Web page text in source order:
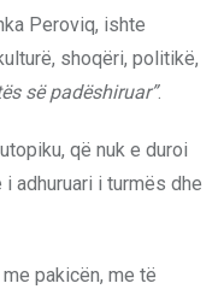
Peroviq, ishte
shoqëri, politikë,
së padëshiruar”.
që nuk e duroi
adhuruari i turmës dhe
pakicën, me të